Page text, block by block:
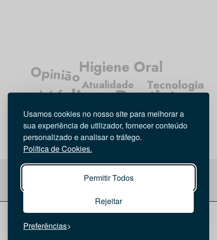
Usamos cookies no nosso site para melhorar a
sua experiência de utilizador, fornecer conteúdo
personalizado e analisar o tráfego.
Política de Cookies.
Permitir Todos
Rejeitar
Preferências
Atualidade
Médicos Dentistas
Higiene Oral
Entrevista
Opinião Tecnologia
Política de privacidade